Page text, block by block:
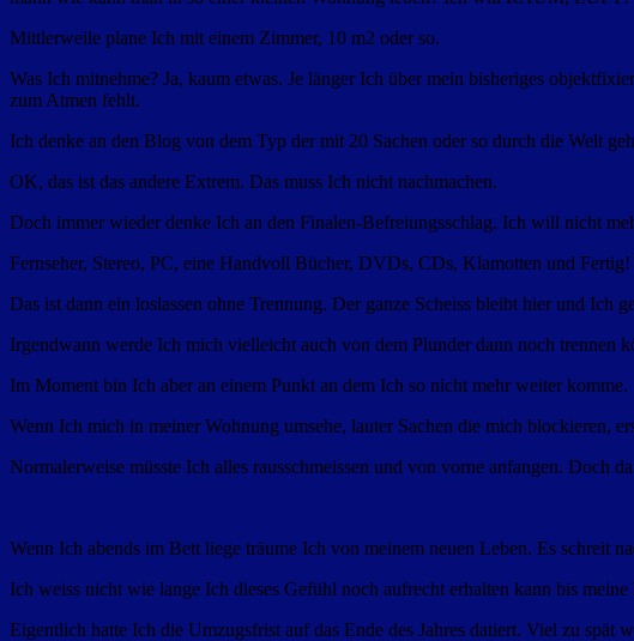
Mittlerweile plane Ich mit einem Zimmer, 10 m2 oder so.
Was Ich mitnehme? Ja, kaum etwas. Je länger Ich über mein bisheriges
zum Atmen fehlt.
Ich denke an den Blog von dem Typ der mit 20 Sachen oder so durch die Welt
OK, das ist das andere Extrem. Das muss Ich nicht nachmachen.
Doch immer wieder denke Ich an den Finalen-Befreiungsschlag. Ich will nicht
Fernseher, Stereo, PC, eine Handvoll Bücher, DVDs, CDs, Klamotten und
Das ist dann ein loslassen ohne Trennung. Der ganze Scheiss bleibt hier und Ich
Irgendwann werde Ich mich vielleicht auch von dem Plunder dann noch trennen
Im Moment bin Ich aber an einem Punkt an dem Ich so nicht mehr weiter komme.
Wenn Ich mich in meiner Wohnung umsehe, lauter Sachen die mich blockieren,
Normalerweise müsste Ich alles rausschmeissen und von vorne anfangen. Doch
Wenn Ich abends im Bett liege träume Ich von meinem neuen Leben. Es schreit
Ich weiss nicht wie lange Ich dieses Gefühl noch aufrecht erhalten kann bis
Eigentlich hatte Ich die Umzugsfrist auf das Ende des Jahres datiert. Viel zu spät